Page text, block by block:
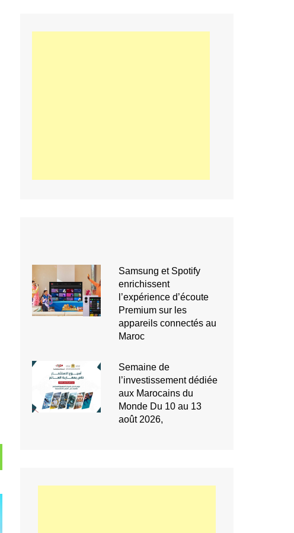
Samsung et Spotify
enrichissent
l’expérience d’écoute
Premium sur les
appareils connectés au
Maroc
Semaine de
l’investissement dédiée
aux Marocains du
Monde Du 10 au 13
août 2026,